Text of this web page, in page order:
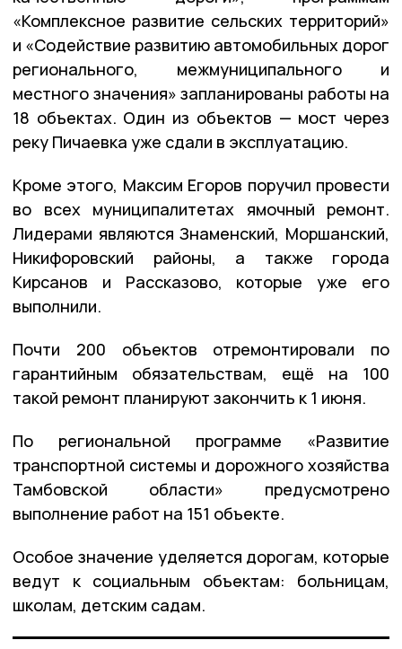
«Комплексное развитие сельских территорий»
и «Содействие развитию автомобильных дорог
регионального, межмуниципального и
местного значения» запланированы работы на
18 объектах. Один из объектов — мост через
реку Пичаевка уже сдали в эксплуатацию.
Кроме этого, Максим Егоров поручил провести
во всех муниципалитетах ямочный ремонт.
Лидерами являются Знаменский, Моршанский,
Никифоровский районы, а также города
Кирсанов и Рассказово, которые уже его
выполнили.
Почти 200 объектов отремонтировали по
гарантийным обязательствам, ещё на 100
такой ремонт планируют закончить к 1 июня.
По региональной программе «Развитие
транспортной системы и дорожного хозяйства
Тамбовской области» предусмотрено
выполнение работ на 151 объекте.
Особое значение уделяется дорогам, которые
ведут к социальным объектам: больницам,
школам, детским садам.